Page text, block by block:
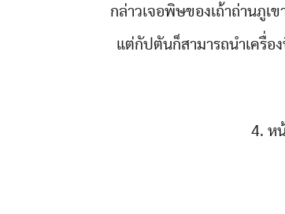
กล่าวเจอพิษของเถ้าถ่านภูเ
แต่กัปตันก็สามารถนำเครื่อ
4. ห